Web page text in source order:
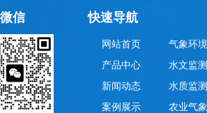
信 快速导航
网站首页
产品中心
新闻动态
案例展示
气象环
水文监
水质监
农业气